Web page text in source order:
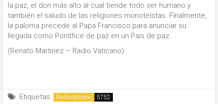
la paz, el don más alto al cual tiende todo ser humano y
también el saludo de las religiones monoteístas. Finalmente,
la paloma precede al Papa Francisco para anunciar su
llegada como Pontífice de paz en un País de paz.
(Renato Martinez – Radio Vaticano)
Etiquetas: Radiovaticano